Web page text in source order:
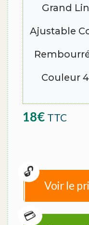
Grand
Ajustable
Couleur
18€ TTC
Voir le